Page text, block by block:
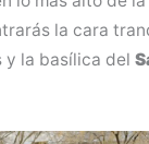
la cara
la basílica del